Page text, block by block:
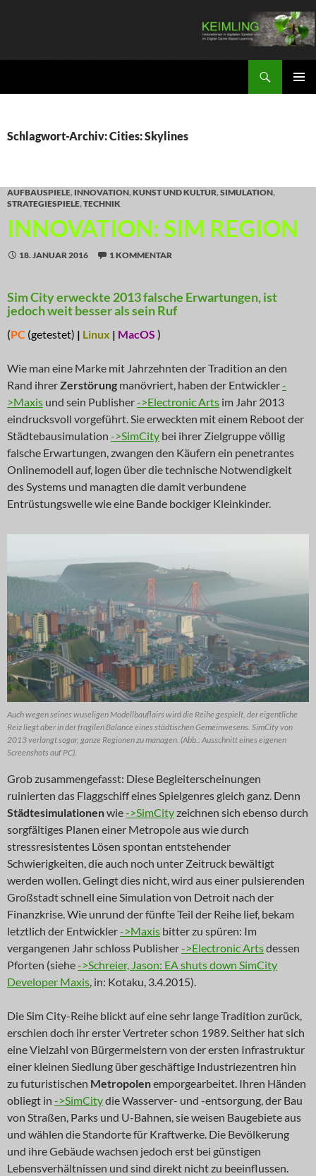
Schlagwort-Archiv: Cities: Skylines
AUFBAUSPIELE, INNOVATION,KUNST UND KULTUR,SIMULATION,
STRATEGIESPIELE,TECHNIK
INNOVATION: SIM REGION
18. JANUAR 2016 1 KOMMENTAR
Sim City erweckte 2013 falsche Erwartungen, ist
jedoch weit besser als sein Ruf
(PC (getestet) | Linux | MacOS )
Wie man eine Marke mit Jahrzehnten der Tradition an den
Rand ihrerZerstörung manövriert, haben der Entwickler-
>Maxis und sein Publisher->Electronic Arts im Jahr 2013
eindrucksvoll vorgeführt. Sie erweckten mit einem Reboot der
Städtebausimulation ->SimCity bei ihrer Zielgruppe völlig
falsche Erwartungen, zwangen den Käufern ein penetrantes
Onlinemodell auf, logen über die technische Notwendigkeit
des Systems und managten die damit verbundene
Entrüstungswelle wie eine Bande bockiger Kleinkinder.
Auch wegen seines wuseligen Modellbauflairs wird die Reihe gespielt, der eigentliche
Reiz liegt aber in der fragilen Balance eines städtischen Gemeinwesens. SimCity von
2013 verlangt sogar, ganze Regionen zu managen. (Abb.: Ausschnitt eines eigenen
Screenshots auf PC).
Grob zusammengefasst: Diese Begleiterscheinungen
ruinierten das Flaggschiff eines Spielgenres gleich ganz. Denn
Städtesimulationenwie->SimCityzeichnen sich ebenso durch
sorgfältiges Planen einer Metropole aus wie durch
stressresistentes Lösen spontan entstehender
Schwierigkeiten, die auch noch unter Zeitruck bewältigt
werden wollen. Gelingt dies nicht, wird aus einer pulsierenden
Großstadt schnell eine Simulation von Detroit nach der
Finanzkrise. Wie unrund der fünfte Teil der Reihe lief, bekam
letztlich der Entwickler->Maxis bitter zu spüren: Im
vergangenen Jahr schloss Publisher->Electronic Artsdessen
Pforten (siehe->Schreier, Jason: EA shuts down SimCity
Developer Maxis, in: Kotaku, 3.4.2015).
Die Sim City-Reihe blickt auf eine sehr lange Tradition zurück,
erschien doch ihr erster Vertreter schon 1989. Seither hat sich
eine Vielzahl von Bürgermeistern von der ersten Infrastruktur
einer kleinen Siedlung über geschäftige Industriezentren hin
zu futuristischen Metropolenemporgearbeitet. Ihren Händen
obliegt in ->SimCitydie Wasserver- und -entsorgung, der Bau
von Straßen, Parks und U-Bahnen, sie weisen Baugebiete aus
und wählen die Standorte für Kraftwerke. Die Bevölkerung
und ihre Gebäude wachsen jedoch erst bei günstigen
Lebensverhältnissen und sind direkt nicht zu beeinflussen.